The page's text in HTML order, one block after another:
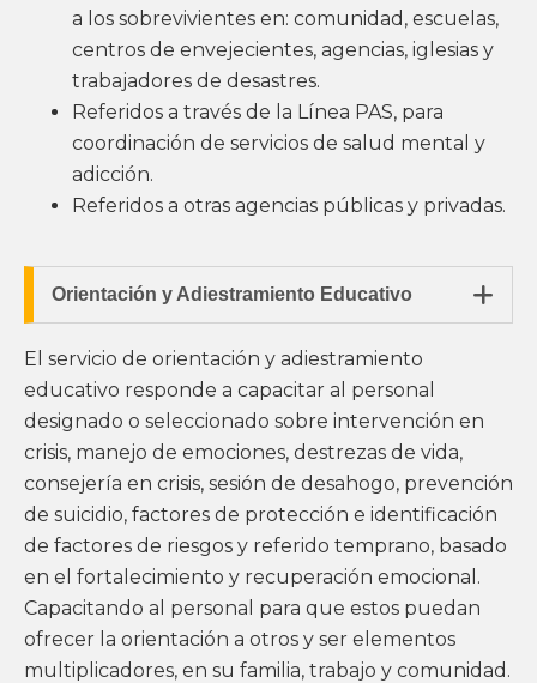
a los sobrevivientes en: comunidad, escuelas,
centros de envejecientes, agencias, iglesias y
trabajadores de desastres.
Referidos a través de la Línea PAS, para
coordinación de servicios de salud mental y
adicción.
Referidos a otras agencias públicas y privadas.
Orientación y Adiestramiento Educativo 
El servicio de orientación y adiestramiento
educativo responde a capacitar al personal
designado o seleccionado sobre intervención en
crisis, manejo de emociones, destrezas de vida,
consejería en crisis, sesión de desahogo, prevención
de suicidio, factores de protección e identificación
de factores de riesgos y referido temprano, basado
en el fortalecimiento y recuperación emocional.
Capacitando al personal para que estos puedan
ofrecer la orientación a otros y ser elementos
multiplicadores, en su familia, trabajo y comunidad.